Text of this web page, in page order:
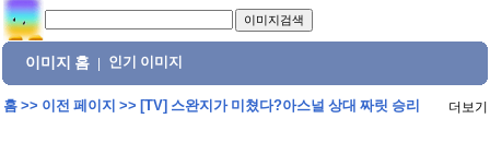
이미지 홈 인기 이미지
홈>> 이전 페이지 >> [TV] 스완지가 미쳤다?아스널 상대 짜릿 승리 더보기